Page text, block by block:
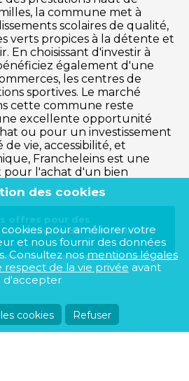
la commune met à
scolaires de qualité,
verts propices à la détente et
En choisissant d'investir à
également d'une
les centres de
sportives. Le marché
cette commune reste
excellente opportunité
ou pour un investissement
vie, accessibilité, et
Francheleins est une
pour l'achat d'un bien
offres pour des
commune de Francheleins
des cookies
cookies pour améliorer votre
et nous fournir des données
Consultez nosmentions légales
respect de la vie privée avant
d'accepter
cookies Refuser